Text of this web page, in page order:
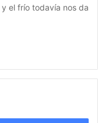
el frío todavía nos da